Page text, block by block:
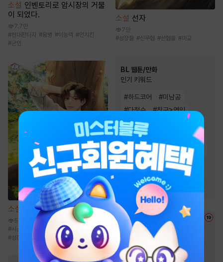
소설 인벤토리로 암시장의 거물
이 되었다.
7.7만
#현대판타지 # 용병 #이능력 #먼치킨
#군인
소설 헬 난이도에서 쉴게요
5만
#시스템 힐링물 퓨전판타지
영지물
#성장물
소설 선자
7만
#성장물 #신무협 #선협물 #마교
BL 웹툰/만화
인기 키워드
#하드코어 #미남공
#다정수 #친구>연인
#짝사랑
#대형견공
집착공
# 연하공 # 절륜공 #고수위
#능글공 친구 #미인수
츤데레수 #현대물